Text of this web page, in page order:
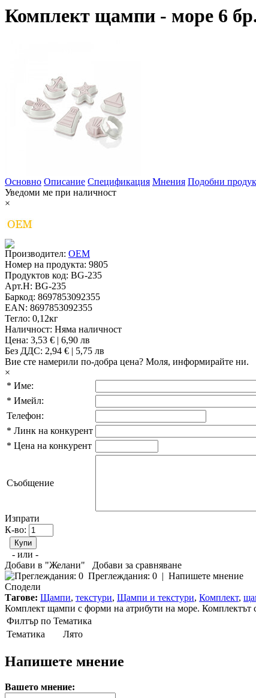
Комплект щампи - море 6
Основно Описание Спецификация Мнения Подобни
Уведоми ме при наличност
×
Производител: OEM
Номер на продукта: 9805
Продуктов код: BG-235
Арт.Н: BG-235
Баркод: 8697853092355
EAN: 8697853092355
Тегло: 0,12кг
Наличност: Няма наличност
Цена: 3,53 € | 6,90 лв
Без ДДС: 2,94 € | 5,75 лв
Вие сте намерили по-добра цена? Моля, информирайте ни.
×
* Име:
* Имейл:
Телефон:
* Линк на конкурент
* Цена на конкурент
Съобщение
Изпрати
К-во:
- или -
Добави в "Желани"
Добави за сравняване
Преглеждания: 0 | Напишете мнение
Сподели
Тагове: Щампи, текстури, Щампи и текстури, Комплект,
Комплект щампи с форми на атрибути на море. Комплектът
Филтър по Тематика
Тематика
Лято
Напишете мнение
Вашето мнение: